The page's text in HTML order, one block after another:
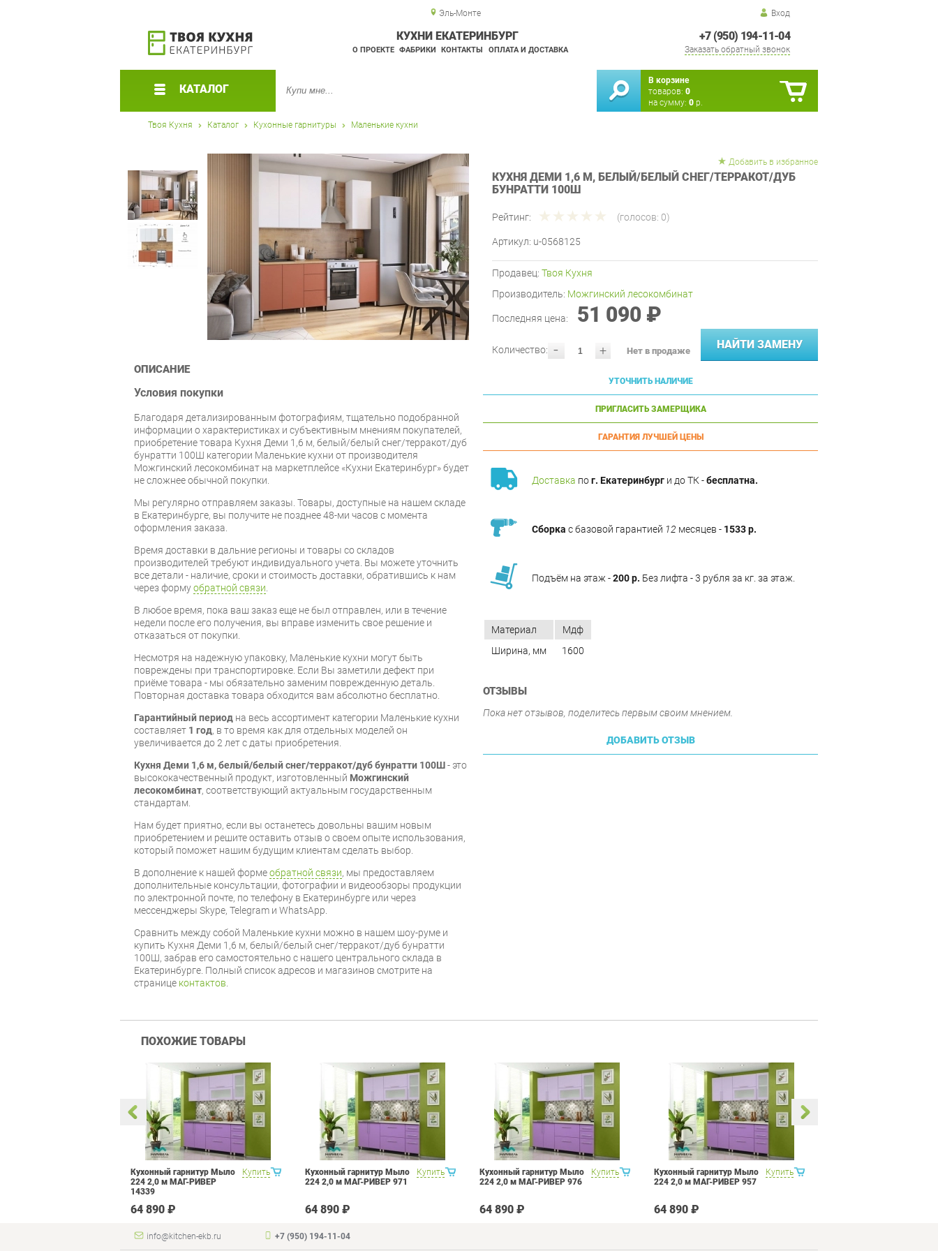
Эль-Монте Вход
+7 (950) 194-11-04
Заказать обратный звонок
КУХНИ ЕКАТЕРИНБУРГ
О ПРОЕКТЕ ФАБРИКИ КОНТАКТЫ ОПЛАТА И ДОСТАВКА
КАТАЛОГ
В корзине
товаров: 0
на сумму: 0 р.
Твоя Кухня Каталог Кухонные гарнитуры Маленькие кухни
Добавить в избранное
КУХНЯ ДЕМИ 1,6 М, БЕЛЫЙ/БЕЛЫЙ СНЕГ/ТЕРРАКОТ/ДУБ
БУНРАТТИ 100Ш
Рейтинг: (голосов: 0)
Артикул: u-0568125
Продавец: Твоя Кухня
Производитель: Можгинский лесокомбинат
Последняя цена: 51 090 ₽
- +
Количество: Нет в продаже НАЙТИ ЗАМЕНУ
УТОЧНИТЬ НАЛИЧИЕ
ПРИГЛАСИТЬ ЗАМЕРЩИКА
ГАРАНТИЯ ЛУЧШЕЙ ЦЕНЫ
Доставка пог. Екатеринбург и до ТК -бесплатна.
Сборка с базовой гарантией 12 месяцев - 1533 р.
Подъём на этаж -200 р. Без лифта - 3 рубля за кг. за этаж.
ОПИСАНИЕ
Условия покупки
Благодаря детализированным фотографиям, тщательно подобранной
информации о характеристиках и субъективным мнениям покупателей,
приобретение товара Кухня Деми 1,6 м, белый/белый снег/терракот/дуб
бунратти 100Ш категории Маленькие кухни от производителя
Можгинский лесокомбинат на маркетплейсе «Кухни Екатеринбург» будет
не сложнее обычной покупки.
Мы регулярно отправляем заказы. Товары, доступные на нашем складе
в Екатеринбурге, вы получите не позднее 48-ми часов с момента
оформления заказа.
Время доставки в дальние регионы и товары со складов
производителей требуют индивидуального учета. Вы можете уточнить
все детали - наличие, сроки и стоимость доставки, обратившись к нам
через формуобратной связи
В любое время, пока ваш заказ еще не был отправлен, или в течение
недели после его получения, вы вправе изменить свое решение и
отказаться от покупки.
Несмотря на надежную упаковку, Маленькие кухни могут быть
повреждены при транспортировке. Если Вы заметили дефект при
приёме товара - мы обязательно заменим поврежденную деталь.
Повторная доставка товара обходится вам абсолютно бесплатно.
Гарантийный период на весь ассортимент категории Маленькие кухни
составляет 1 год, в то время как для отдельных моделей он
увеличивается до 2 лет с даты приобретения.
Кухня Деми 1,6 м, белый/белый снег/терракот/дуб бунратти 100Ш- это
высококачественный продукт, изготовленный Можгинский
лесокомбинат, соответствующий актуальным государственным
стандартам.
Нам будет приятно, если вы останетесь довольны вашим новым
приобретением и решите оставить отзыв о своем опыте использования,
который поможет нашим будущим клиентам сделать выбор.
В дополнение к нашей формеобратной связи, мы предоставляем
дополнительные консультации, фотографии и видеообзоры продукции
по электронной почте, по телефону в Екатеринбурге или через
мессенджеры Skype, Telegram и WhatsApp.
Cравнить между собой Маленькие кухни можно в нашем шоу-руме и
купить Кухня Деми 1,6 м, белый/белый снег/терракот/дуб бунратти
100Ш, забрав его самостоятельно с нашего центрального склада в
Екатеринбурге. Полный список адресов и магазинов смотрите на
странице контактов
Материал
Мдф
Ширина, мм
1600
ОТЗЫВЫ
Пока нет отзывов, поделитесь первым своим мнением.
ДОБАВИТЬ ОТЗЫВ
ПОХОЖИЕ ТОВАРЫ
Купить
Кухонный гарнитур Мыло
224 2,0 м МАГ-РИВЕР
14339
64 890 ₽
Купить
Кухонный гарнитур Мыло
224 2,0 м МАГ-РИВЕР 971
64 890 ₽
Купить
Кухонный гарнитур Мыло
224 2,0 м МАГ-РИВЕР 976
64 890 ₽
Купить
Кухонный гарнитур Мыло
224 2,0 м МАГ-РИВЕР 957
64 890 ₽
info@kitchen-ekb.ru +7 (950) 194-11-04